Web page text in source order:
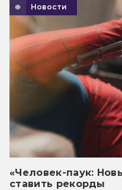
Новости
«Человек-паук:
ставить рекорды